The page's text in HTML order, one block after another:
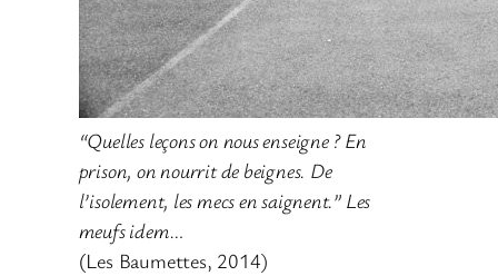
“Quelles leçons on nous enseigne ? En
prison, on nourrit de beignes. De
l’isolement, les mecs en saignent.” Les
meufs idem…
(Les Baumettes, 2014)